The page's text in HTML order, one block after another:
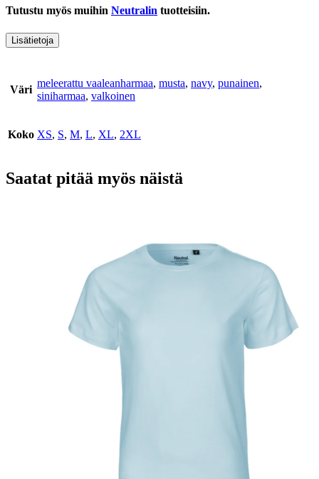
Tutustu myös muihin Neutralin tuotteisiin.
Lisätietoja
Väri
meleerattu vaaleanharmaa, musta, navy, punainen,
siniharmaa, valkoinen
Koko XS, S, M, L, XL, 2XL
Saatat pitää myös näistä